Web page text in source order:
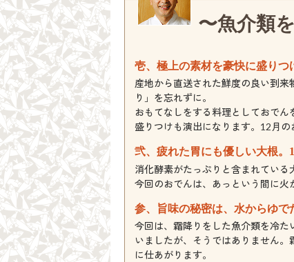
〜魚介類
壱、極上の素材を豪快に盛りつ
産地から直送された鮮度の良い到
り」を忘れずに。
おもてなしをする料理としておで
盛りつけも演出になります。12月
弐、疲れた胃にも優しい大根。
消化酵素がたっぷりと含まれてい
今回のおでんは、あっという間に火
参、旨味の秘密は、水からゆで
今回は、霜降りをした魚介類を冷
いましたが、そうではありません
に仕あがります。